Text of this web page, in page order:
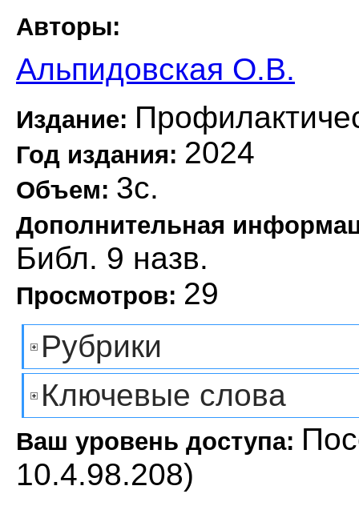
Авторы:
Альпидовская О.В.
Издание:
Год издания: 2024
Объем: 3с.
Дополнительная
Библ. 9 назв.
Просмотров: 29
Рубрики
Ключевые слова
Ваш уровень доступа:
10.4.98.208)